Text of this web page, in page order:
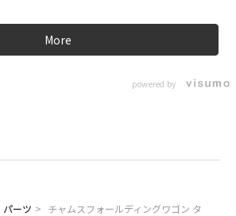
More
powered by
パーツ > チャムスフォールディングワゴン タ